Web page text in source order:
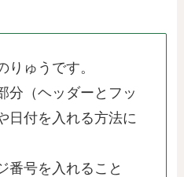
りゅうです。
分（ヘッダーとフッ
日付を入れる方法に
番号を入れること